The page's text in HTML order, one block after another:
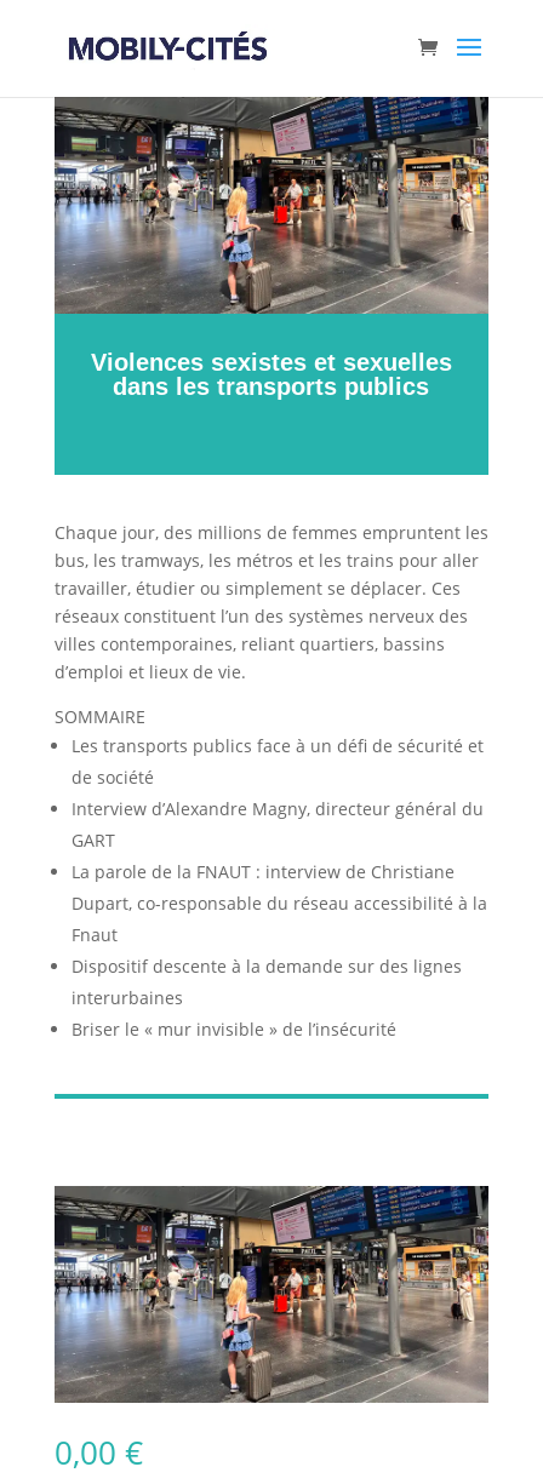
Violences sexistes et sexuelles
dans les transports publics
Chaque jour, des millions de femmes empruntent les
bus, les tramways, les métros et les trains pour aller
travailler, étudier ou simplement se déplacer. Ces
réseaux constituent l’un des systèmes nerveux des
villes contemporaines, reliant quartiers, bassins
d’emploi et lieux de vie.
SOMMAIRE
Les transports publics face à un défi de sécurité et
de société
Interview d’Alexandre Magny, directeur général du
GART
La parole de la FNAUT : interview de Christiane
Dupart, co-responsable du réseau accessibilité à la
Fnaut
Dispositif descente à la demande sur des lignes
interurbaines
Briser le « mur invisible » de l’insécurité
0,00 €